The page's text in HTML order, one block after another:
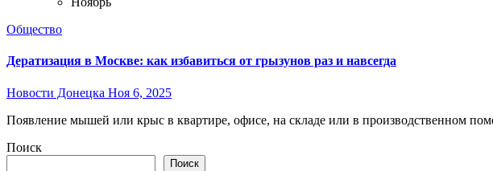
Общество
Дератизация в Москве: как избавиться от грызунов раз и навсегда
Новости Донецка Ноя 6, 2025
Появление мышей или крыс в квартире, офисе, на складе или в производственном
Поиск
Поиск